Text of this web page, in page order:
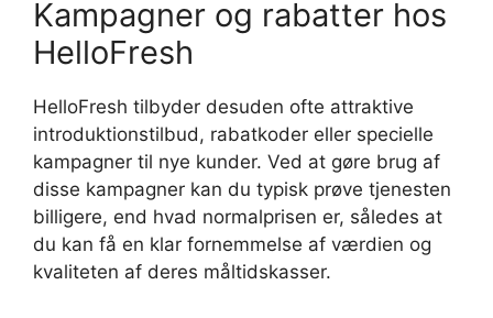
Kampagner og rabatter hos
HelloFresh
HelloFresh tilbyder desuden ofte attraktive
introduktionstilbud, rabatkoder eller specielle
kampagner til nye kunder. Ved at gøre brug af
disse kampagner kan du typisk prøve tjenesten
billigere, end hvad normalprisen er, således at
du kan få en klar fornemmelse af værdien og
kvaliteten af deres måltidskasser.